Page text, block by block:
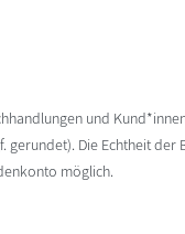
und
Die Echtheit
möglich.